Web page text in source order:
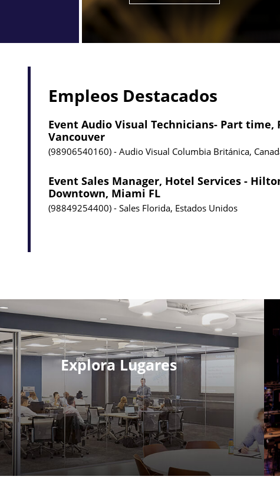
Empleos Destacados
Event Audio Visual Technicians- Part time,
Vancouver
98906540160 Audio Visual Columbia Británica,
Event Sales Manager, Hotel Services -
Downtown, Miami FL
98849254400 Sales Florida, Estados Unidos
Explora Lugares